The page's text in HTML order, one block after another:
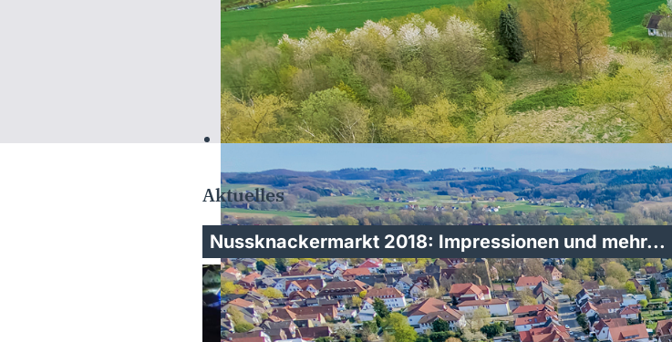
Aktuelles
Nussknackermarkt 2018: Impressionen und mehr...